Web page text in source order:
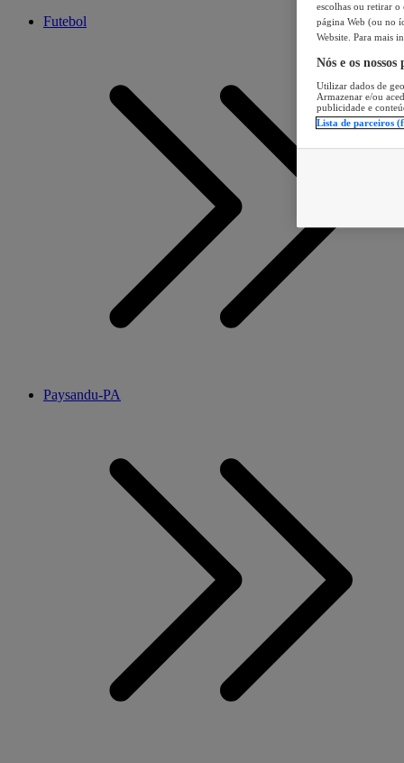
Futebol
Paysandu-PA
escolhas ou retirar
página Web (ou no
Website. Para mais
Nós e os
Utilizar dados de
Armazenar e/ou
publicidade e
Lista de parceiros